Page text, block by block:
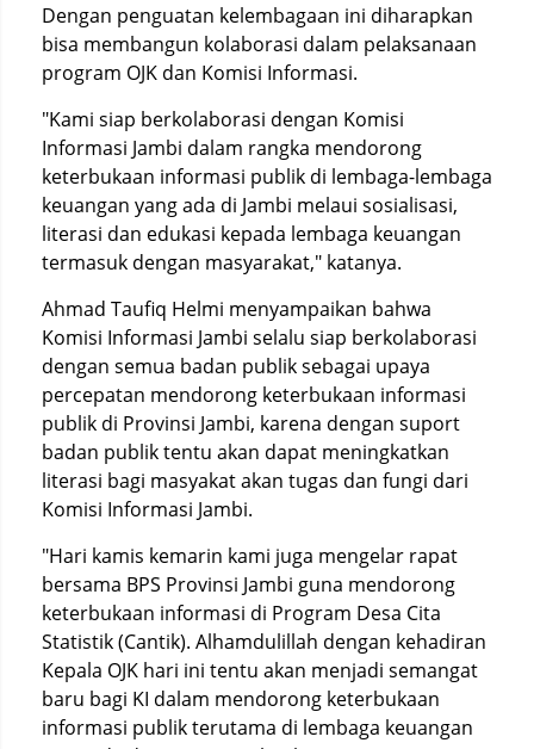
Dengan penguatan kelembagaan ini diharapkan
bisa membangun kolaborasi dalam pelaksanaan
program OJK dan Komisi Informasi.
"Kami siap berkolaborasi dengan Komisi
Informasi Jambi dalam rangka mendorong
keterbukaan informasi publik di lembaga-lembaga
keuangan yang ada di Jambi melaui sosialisasi,
literasi dan edukasi kepada lembaga keuangan
termasuk dengan masyarakat," katanya.
Ahmad Taufiq Helmi menyampaikan bahwa
Komisi Informasi Jambi selalu siap berkolaborasi
dengan semua badan publik sebagai upaya
percepatan mendorong keterbukaan informasi
publik di Provinsi Jambi, karena dengan suport
badan publik tentu akan dapat meningkatkan
literasi bagi masyakat akan tugas dan fungi dari
Komisi Informasi Jambi.
"Hari kamis kemarin kami juga mengelar rapat
bersama BPS Provinsi Jambi guna mendorong
keterbukaan informasi di Program Desa Cita
Statistik (Cantik). Alhamdulillah dengan kehadiran
Kepala OJK hari ini tentu akan menjadi semangat
baru bagi KI dalam mendorong keterbukaan
informasi publik terutama di lembaga keuangan